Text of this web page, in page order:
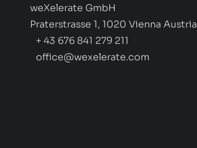
weXelerate GmbH
Praterstrasse 1, 1020 Vienna Austria
+ 43 676 841 279 211
office@wexelerate.com